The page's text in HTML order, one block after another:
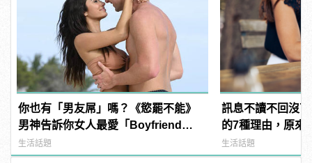
你也有「男友屌」嗎？《慾罷不能》
男神告訴你女人最愛「Boyfriend
Dick」是啥？
生活話題
訊息不讀不回沒
的7種理由，原來
生活話題